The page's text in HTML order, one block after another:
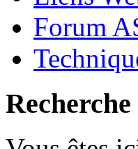
Forum
Recherche